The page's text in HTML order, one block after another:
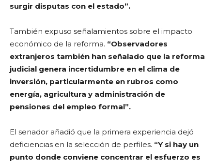
surgir disputas con el estado”.
También expuso señalamientos sobre el impacto
económico de la reforma. “Observadores
extranjeros también han señalado que la reforma
judicial genera incertidumbre en el clima de
inversión, particularmente en rubros como
energía, agricultura y administración de
pensiones del empleo formal”.
El senador añadió que la primera experiencia dejó
deficiencias en la selección de perfiles. “Y si hay un
punto donde conviene concentrar el esfuerzo es